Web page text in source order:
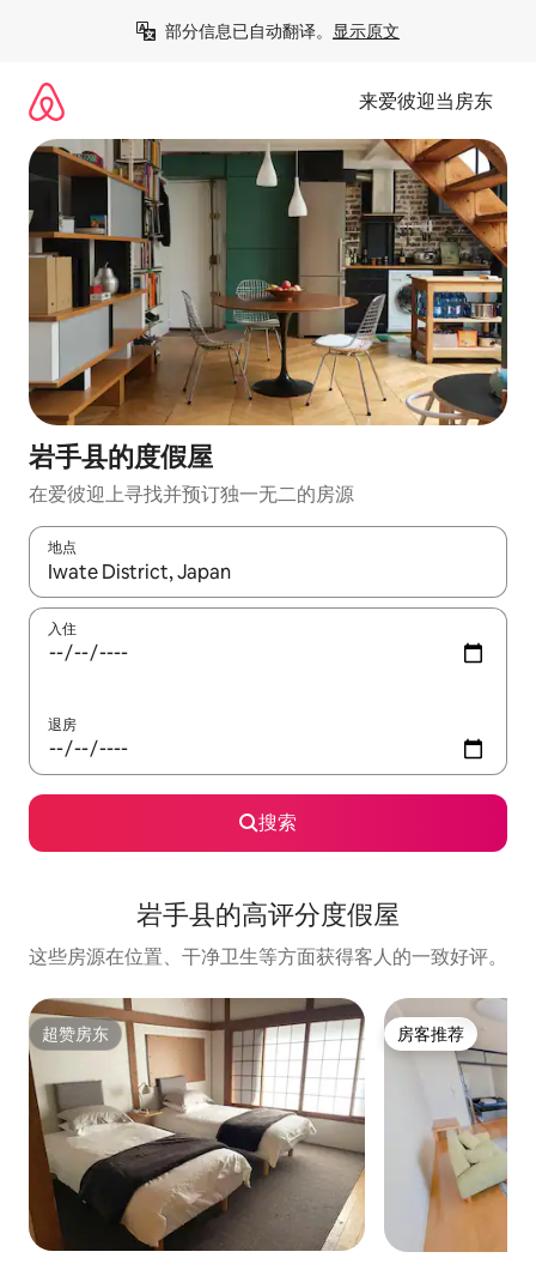
部分信息已自动翻译。 显示原文
来爱彼迎当房东
岩手县的度假屋
在爱彼迎上寻找并预订独一无二的房源
地点
如有搜索结果，请使用上下方向键查看，或通过点击或滑动手势
入住
退房
搜索
岩手县的高评分度假屋
这些房源在位置、干净卫生等方面获得客人的一致好评。
超赞房东
超赞房东 房客推荐
房客推荐